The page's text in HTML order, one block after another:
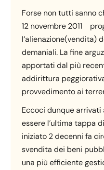
Forse non tutti sanno
12 novembre 2011
l’alienazione(vendita)
demaniali. La fine
apportati dal più
addirittura
provvedimento ai
Eccoci dunque
essere l’ultima tappa
iniziato 2 decenni fa
svendita dei beni
una più efficiente